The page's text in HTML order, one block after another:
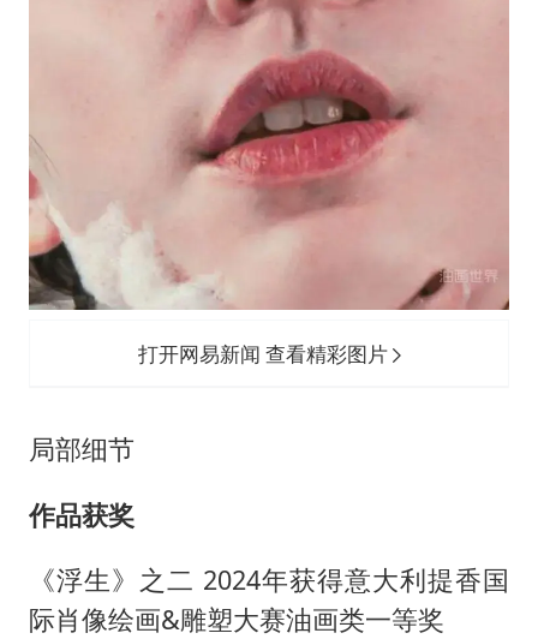
打开网易新闻 查看精彩图片
局部细节
作品获奖
《浮生》之二 2024年获得意大利提香国
际肖像绘画&雕塑大赛油画类一等奖